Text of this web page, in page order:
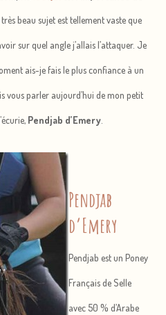
très beau sujet est tellement vaste que
sur quel angle j’allais l’attaquer. Je
ais-je fais le plus confiance à un
vous parler aujourd’hui de mon petit
Pendjab d’Emery
Pendjab
d’Emery
Pendjab est un Poney
Français de Selle
avec 50 % d’Arabe